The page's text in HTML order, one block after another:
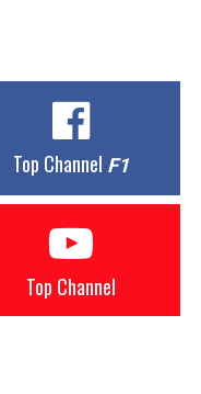
Top Channel F1
Top Channel